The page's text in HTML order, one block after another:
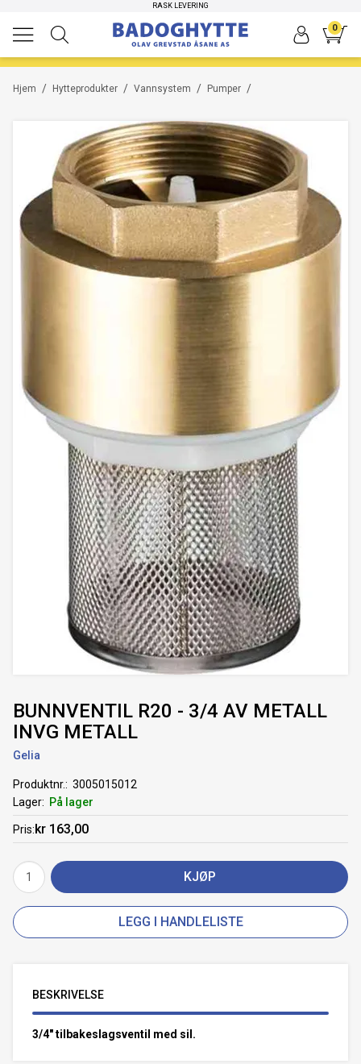
RASK LEVERING
HØYKVALITETS PRODUKTER
0
/
Hjem /
Hytteprodukter /
Vannsystem /
Pumper
BUNNVENTIL R20 - 3/4 AV METALL
INVG METALL
Gelia
Produktnr.
3005015012
Lager
På lager
Pris kr 163,00
KJØP
LEGG I HANDLELISTE
BESKRIVELSE
3/4" tilbakeslagsventil med sil.